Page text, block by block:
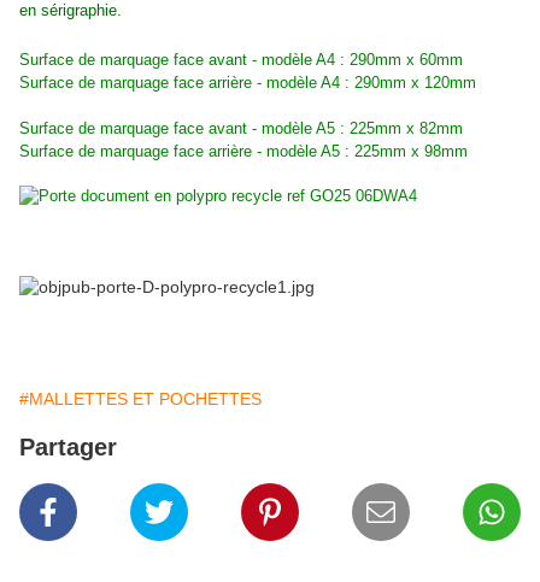
en sérigraphie.
Surface de marquage face avant - modèle A4 : 290mm x 60mm
Surface de marquage face arrière - modèle A4 : 290mm x 120mm
Surface de marquage face avant - modèle A5 : 225mm x 82mm
Surface de marquage face arrière - modèle A5 : 225mm x 98mm
#MALLETTES ET POCHETTES
Partager